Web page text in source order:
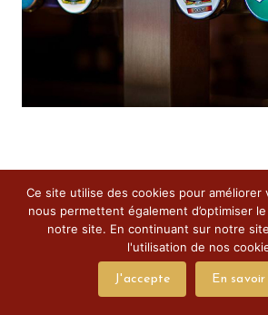
Ce site utilise des cookies pour améliorer
nous permettent également d’optimiser
notre site. En continuant sur notre
l'utilisation de nos
J'accepte En savoir